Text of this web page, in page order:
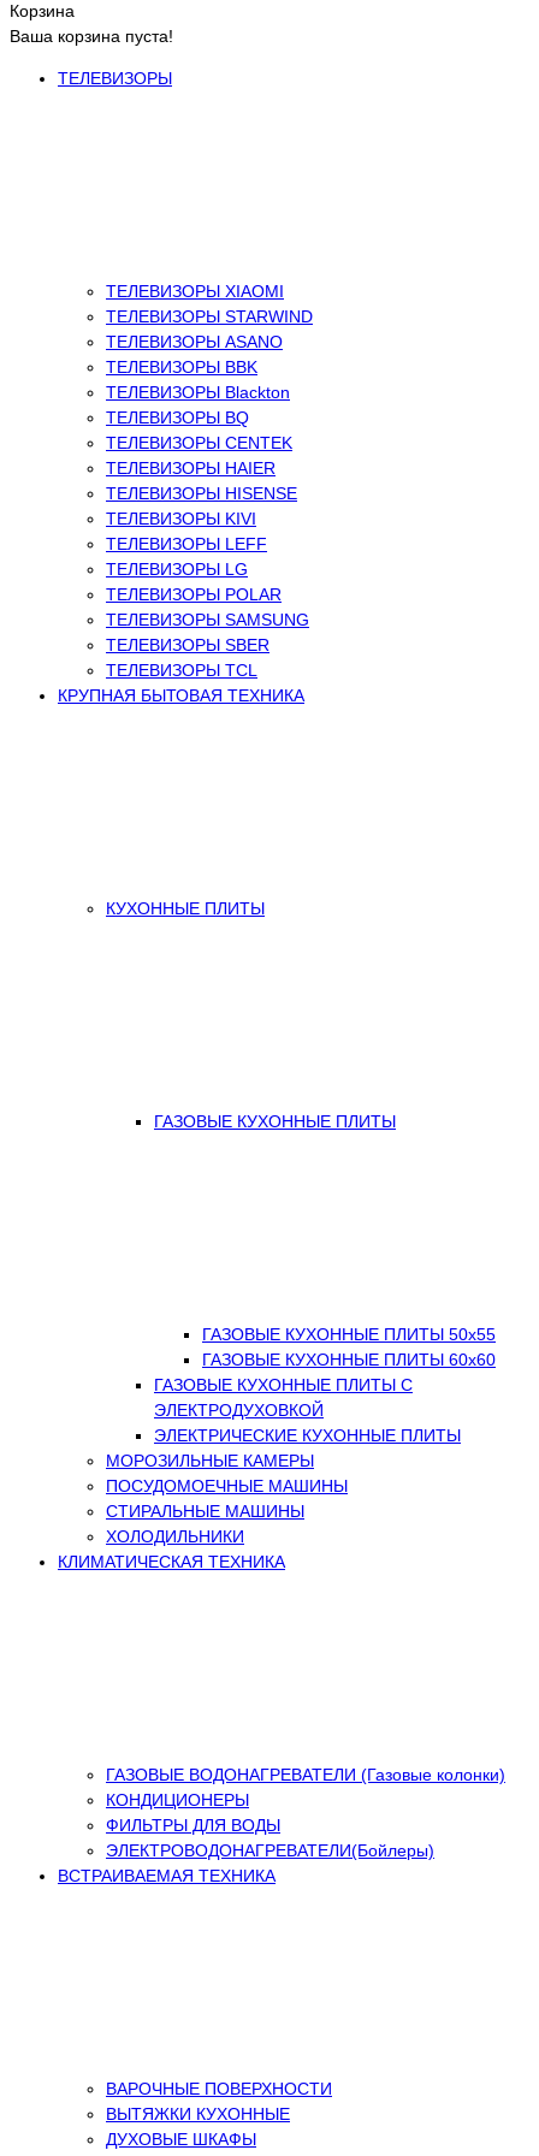
Корзина
Ваша корзина пуста!
ТЕЛЕВИЗОРЫ
ТЕЛЕВИЗОРЫ XIAOMI
ТЕЛЕВИЗОРЫ STARWIND
ТЕЛЕВИЗОРЫ ASANO
ТЕЛЕВИЗОРЫ BBK
ТЕЛЕВИЗОРЫ Blackton
ТЕЛЕВИЗОРЫ BQ
ТЕЛЕВИЗОРЫ CENTEK
ТЕЛЕВИЗОРЫ HAIER
ТЕЛЕВИЗОРЫ HISENSE
ТЕЛЕВИЗОРЫ KIVI
ТЕЛЕВИЗОРЫ LEFF
ТЕЛЕВИЗОРЫ LG
ТЕЛЕВИЗОРЫ POLAR
ТЕЛЕВИЗОРЫ SAMSUNG
ТЕЛЕВИЗОРЫ SBER
ТЕЛЕВИЗОРЫ TCL
КРУПНАЯ БЫТОВАЯ ТЕХНИКА
КУХОННЫЕ ПЛИТЫ
ГАЗОВЫЕ КУХОННЫЕ ПЛИТЫ
ГАЗОВЫЕ КУХОННЫЕ ПЛИТЫ 50х55
ГАЗОВЫЕ КУХОННЫЕ ПЛИТЫ 60х60
ГАЗОВЫЕ КУХОННЫЕ ПЛИТЫ С
ЭЛЕКТРОДУХОВКОЙ
ЭЛЕКТРИЧЕСКИЕ КУХОННЫЕ ПЛИТЫ
МОРОЗИЛЬНЫЕ КАМЕРЫ
ПОСУДОМОЕЧНЫЕ МАШИНЫ
СТИРАЛЬНЫЕ МАШИНЫ
ХОЛОДИЛЬНИКИ
КЛИМАТИЧЕСКАЯ ТЕХНИКА
ГАЗОВЫЕ ВОДОНАГРЕВАТЕЛИ (Газовые колонки)
КОНДИЦИОНЕРЫ
ФИЛЬТРЫ ДЛЯ ВОДЫ
ЭЛЕКТРОВОДОНАГРЕВАТЕЛИ(Бойлеры)
ВСТРАИВАЕМАЯ ТЕХНИКА
ВАРОЧНЫЕ ПОВЕРХНОСТИ
ВЫТЯЖКИ КУХОННЫЕ
ДУХОВЫЕ ШКАФЫ